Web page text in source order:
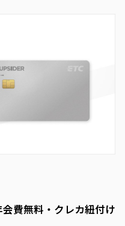
費無料・クレカ紐付け